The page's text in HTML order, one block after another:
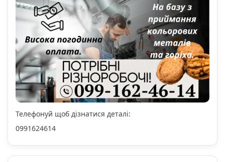
Телефонуй щоб дізнатися деталі:
0991624614